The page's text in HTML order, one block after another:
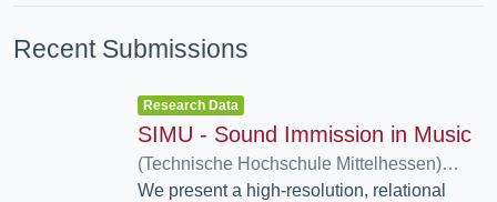
Recent Submissions
Item type:
Research Data ,
SIMU - Sound Immission in Music
(Technische Hochschule Mittelhessen)
Roskosch, Lukas;Bernschütz, Benjamin
We present a high-resolution, relational